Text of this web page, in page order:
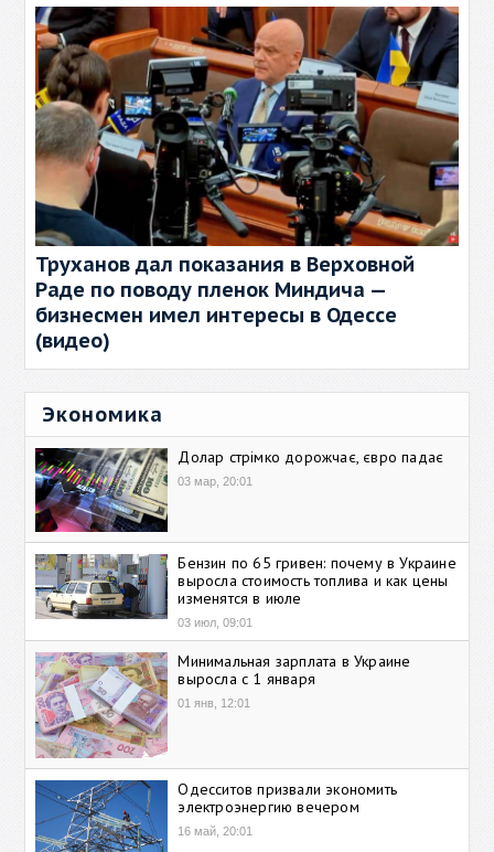
Труханов дал показания в Верховной
Раде по поводу пленок Миндича —
бизнесмен имел интересы в Одессе
(видео)
Экономика
Долар стрімко дорожчає, євро падає
03 мар, 20:01
Бензин по 65 гривен: почему в Украине
выросла стоимость топлива и как цены
изменятся в июле
03 июл, 09:01
Минимальная зарплата в Украине
выросла с 1 января
01 янв, 12:01
Одесситов призвали экономить
электроэнергию вечером
16 май, 20:01